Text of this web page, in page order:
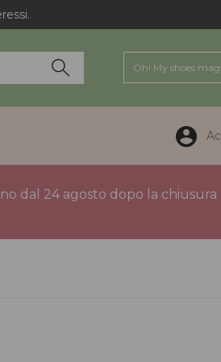
Oh! My shoes
dal 24 agosto dopo la chiusura